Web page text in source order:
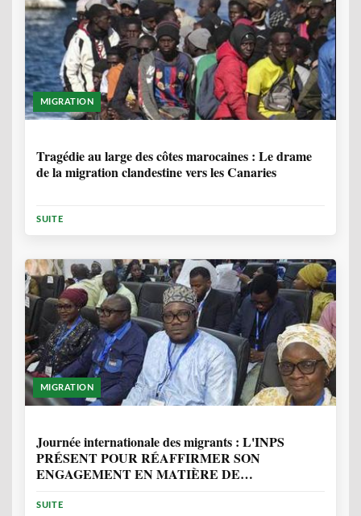
MIGRATION
Tragédie au large des côtes marocaines : Le drame
de la migration clandestine vers les Canaries
SUITE
MIGRATION
Journée internationale des migrants : L'INPS
PRÉSENT POUR RÉAFFIRMER SON
ENGAGEMENT EN MATIÈRE DE
SUITE